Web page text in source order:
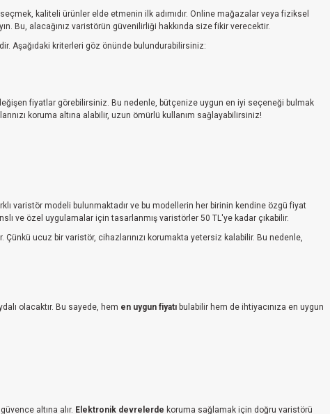
seçmek, kaliteli ürünler elde etmenin ilk adımıdır. Online mağazalar veya fiziksel
Bu, alacağınız varistörün güvenilirliği hakkında size fikir verecektir.
Aşağıdaki kriterleri göz önünde bulundurabilirsiniz:
fiyatlar görebilirsiniz. Bu nedenle, bütçenize uygun en iyi seçeneği bulmak
koruma altına alabilir, uzun ömürlü kullanım sağlayabilirsiniz!
varistör modeli bulunmaktadır ve bu modellerin her birinin kendine özgü fiyat
ve özel uygulamalar için tasarlanmış varistörler 50 TL'ye kadar çıkabilir.
ucuz bir varistör, cihazlarınızı korumakta yetersiz kalabilir. Bu nedenle,
olacaktır. Bu sayede, hem en uygun fiyatı bulabilir hem de ihtiyacınıza en uygun
altına alır. Elektronik devrelerde koruma sağlamak için doğru varistörü